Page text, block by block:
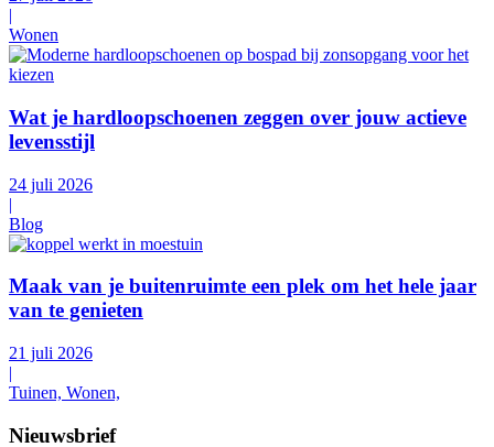
|
Wonen
Wat je hardloopschoenen zeggen over jouw actieve
levensstijl
24 juli 2026
|
Blog
Maak van je buitenruimte een plek om het hele jaar
van te genieten
21 juli 2026
|
Tuinen, Wonen,
Nieuwsbrief